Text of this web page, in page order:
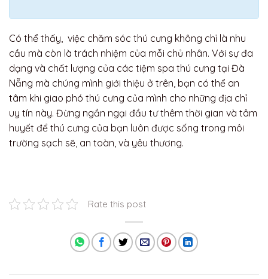
Có thể thấy, việc chăm sóc thú cưng không chỉ là nhu
cầu mà còn là trách nhiệm của mỗi chủ nhân. Với sự đa
dạng và chất lượng của các tiệm spa thú cưng tại Đà
Nẵng mà chúng mình giới thiệu ở trên, bạn có thể an
tâm khi giao phó thú cưng của mình cho những địa chỉ
uy tín này. Đừng ngần ngại đầu tư thêm thời gian và tâm
huyết để thú cưng của bạn luôn được sống trong môi
trường sạch sẽ, an toàn, và yêu thương.
Rate this post